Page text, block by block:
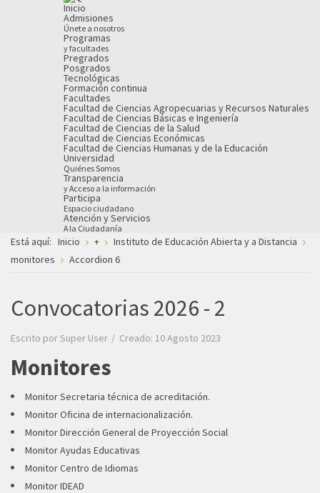
Inicio
Admisiones
Únete a nosotros
Programas
y facultades
Pregrados
Posgrados
Tecnológicas
Formación continua
Facultades
Facultad de Ciencias Agropecuarias y Recursos Naturales
Facultad de Ciencias Básicas e Ingeniería
Facultad de Ciencias de la Salud
Facultad de Ciencias Económicas
Facultad de Ciencias Humanas y de la Educación
Universidad
Quiénes Somos
Transparencia
y Acceso a la información
Participa
Espacio ciudadano
Atención y Servicios
A la Ciudadanía
Está aquí: Inicio +
Instituto de Educación Abierta y a Distancia
monitores
Accordion 6
Convocatorias 2026 - 2
Escrito porSuper User Creado: 10 Agosto 2023
Monitores
Monitor Secretaria técnica de acreditación.
Monitor Oficina de internacionalización.
Monitor Dirección General de Proyección Social
Monitor Ayudas Educativas
Monitor Centro de Idiomas
Monitor IDEAD